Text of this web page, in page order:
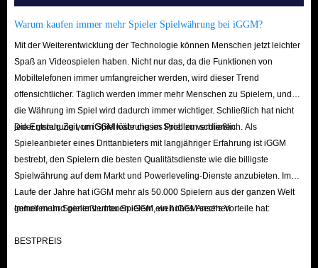
Accessoires:Dekorative Items, die wichtige Attributboni liefern.
Handwerksmaterialien:Werden für das Crafting oder Verbessern von
Ausrüstung benötigt.
Wie sammelt man Ressourcen?
und wertvolleVeredelungssteinefür Ausrüstungs-Upgrades ein.
Tägliche/Wöchentliche Quests:Diese bieten großzügige Belohnungen,
einschließlich Publikumsenergie.
Handel:
Sie können Ressourcen und Crafting-Items mit anderen
Spielern kaufen und verkaufen.
PvP:Verdienen SieAbyss-Punkte (AP)in PvP-Matches, um spezielle
Monster-Drops:
Warum kaufen immer mehr Spieler Spielwährung bei iGGM?
Mit der Weiterentwicklung der Technologie können Menschen jetzt leichter
Spaß an Videospielen haben. Nicht nur das, da die Funktionen von
Mobiltelefonen immer umfangreicher werden, wird dieser Trend
offensichtlicher. Täglich werden immer mehr Menschen zu Spielern, und
die Währung im Spiel wird dadurch immer wichtiger. Schließlich hat nicht
jeder genug Zeit, um Spielwährung im Spiel zu verdienen.
Die Entstehung von iGGM löste dieses Problem schließlich. Als
Spieleanbieter eines Drittanbieters mit langjähriger Erfahrung ist iGGM
bestrebt, den Spielern die besten Qualitätsdienste wie die billigste
Spielwährung auf dem Markt und Powerleveling-Dienste anzubieten. Im
Laufe der Jahre hat iGGM mehr als 50.000 Spielern aus der ganzen Welt
geholfen und genießt unter Spielern ein hohes Ansehen.
Immer mehr Spieler vertrauen iGGM, weil iGGM sechs Vorteile hat:
BESTPREIS